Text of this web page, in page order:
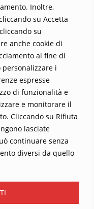
Inoltre,
su Accetta
su
anche cookie di
al fine di
i
espresse
di funzionalità e
e monitorare il
Cliccando su Rifiuta
lasciate
continuare senza
diversi da quello
€, 25 €… il tuo contributo
scrittore
. All rights reserved.
by